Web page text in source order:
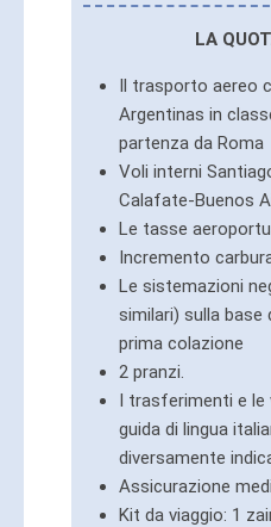
LA
Il trasporto aereo
Argentinas in
partenza da Roma
Voli interni
Calafate-Buenos
Le tasse
Incremento
Le sistemazioni
similari) sulla
prima colazione
2 pranzi.
I trasferimenti e le
guida di lingua
diversamente
Assicurazione
Kit da viaggio: 1